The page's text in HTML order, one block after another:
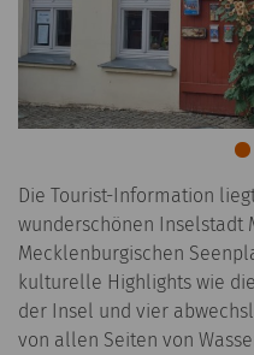
Die Tourist-Information
wunderschönen Inselstadt
Mecklenburgischen
kulturelle Highlights wie
der Insel und vier
von allen Seiten von